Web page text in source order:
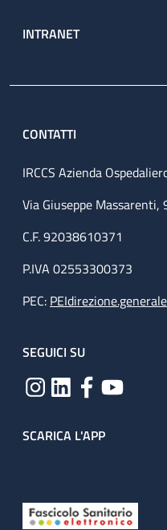
INTRANET
CONTATTI
IRCCS Azienda
Via Giuseppe
C.F. 92038610371
P.IVA 02553300373
PEC:
SEGUICI SU
SCARICA L'APP